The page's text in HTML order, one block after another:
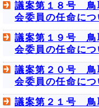
議案第１８号 鳥
会委員の任命につ
議案第１９号 鳥
会委員の任命につ
議案第２０号 鳥
会委員の任命につ
議案第２１号 鳥